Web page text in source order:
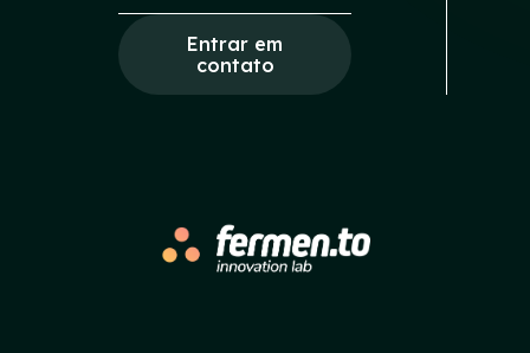
Entrar em
contato